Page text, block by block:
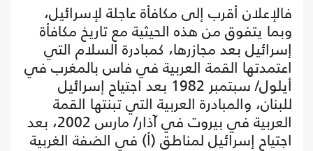
فالإعلان أقرب إلى مكافأة عاجلة لإسرائيل،
وبما يتفوق من هذه الحيثية مع تاريخ مكافأة
إسرائيل بعد مجازرها، كمبادرة السلام التي
اعتمدتها القمة العربية في فاس بالمغرب في
أيلول/ سبتمبر 1982 بعد اجتياح إسرائيل
للبنان، والمبادرة العربية التي تبنتها القمة
العربية في بيروت في آذار/ مارس 2002، بعد
اجتياح إسرائيل لمناطق (أ) في الضفة الغربية